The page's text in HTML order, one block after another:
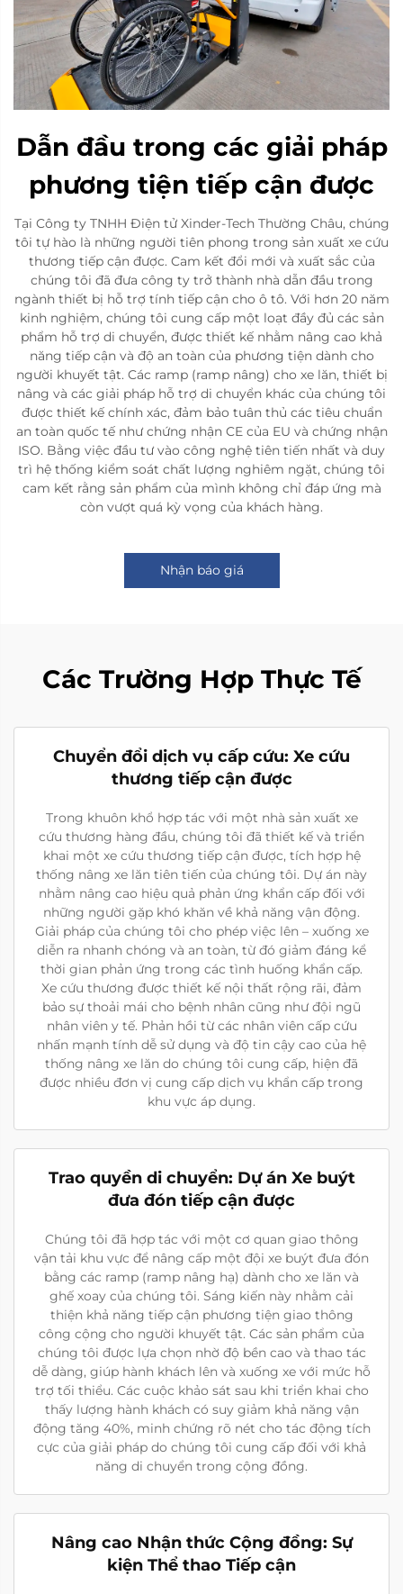
Dẫn đầu trong các giải pháp
phương tiện tiếp cận được
Tại Công ty TNHH Điện tử Xinder-Tech Thường Châu, chúng
tôi tự hào là những người tiên phong trong sản xuất xe cứu
thương tiếp cận được. Cam kết đổi mới và xuất sắc của
chúng tôi đã đưa công ty trở thành nhà dẫn đầu trong
ngành thiết bị hỗ trợ tính tiếp cận cho ô tô. Với hơn 20 năm
kinh nghiệm, chúng tôi cung cấp một loạt đầy đủ các sản
phẩm hỗ trợ di chuyển, được thiết kế nhằm nâng cao khả
năng tiếp cận và độ an toàn của phương tiện dành cho
người khuyết tật. Các ramp (ramp nâng) cho xe lăn, thiết bị
nâng và các giải pháp hỗ trợ di chuyển khác của chúng tôi
được thiết kế chính xác, đảm bảo tuân thủ các tiêu chuẩn
an toàn quốc tế như chứng nhận CE của EU và chứng nhận
ISO. Bằng việc đầu tư vào công nghệ tiên tiến nhất và duy
trì hệ thống kiểm soát chất lượng nghiêm ngặt, chúng tôi
cam kết rằng sản phẩm của mình không chỉ đáp ứng mà
còn vượt quá kỳ vọng của khách hàng.
Nhận báo giá
Các Trường Hợp Thực Tế
Chuyển đổi dịch vụ cấp cứu: Xe cứu
thương tiếp cận được
Trong khuôn khổ hợp tác với một nhà sản xuất xe
cứu thương hàng đầu, chúng tôi đã thiết kế và triển
khai một xe cứu thương tiếp cận được, tích hợp hệ
thống nâng xe lăn tiên tiến của chúng tôi. Dự án này
nhằm nâng cao hiệu quả phản ứng khẩn cấp đối với
những người gặp khó khăn về khả năng vận động.
Giải pháp của chúng tôi cho phép việc lên – xuống xe
diễn ra nhanh chóng và an toàn, từ đó giảm đáng kể
thời gian phản ứng trong các tình huống khẩn cấp.
Xe cứu thương được thiết kế nội thất rộng rãi, đảm
bảo sự thoải mái cho bệnh nhân cũng như đội ngũ
nhân viên y tế. Phản hồi từ các nhân viên cấp cứu
nhấn mạnh tính dễ sử dụng và độ tin cậy cao của hệ
thống nâng xe lăn do chúng tôi cung cấp, hiện đã
được nhiều đơn vị cung cấp dịch vụ khẩn cấp trong
khu vực áp dụng.
Trao quyền di chuyển: Dự án Xe buýt
đưa đón tiếp cận được
Chúng tôi đã hợp tác với một cơ quan giao thông
vận tải khu vực để nâng cấp một đội xe buýt đưa đón
bằng các ramp (ramp nâng hạ) dành cho xe lăn và
ghế xoay của chúng tôi. Sáng kiến này nhằm cải
thiện khả năng tiếp cận phương tiện giao thông
công cộng cho người khuyết tật. Các sản phẩm của
chúng tôi được lựa chọn nhờ độ bền cao và thao tác
dễ dàng, giúp hành khách lên và xuống xe với mức hỗ
trợ tối thiểu. Các cuộc khảo sát sau khi triển khai cho
thấy lượng hành khách có suy giảm khả năng vận
động tăng 40%, minh chứng rõ nét cho tác động tích
cực của giải pháp do chúng tôi cung cấp đối với khả
năng di chuyển trong cộng đồng.
Nâng cao Nhận thức Cộng đồng: Sự
kiện Thể thao Tiếp cận